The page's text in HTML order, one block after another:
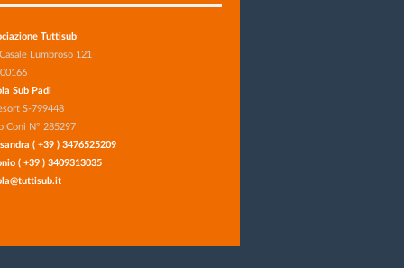
Tuttisub
Lumbroso 121
Sub Padi
S-799448
Coni N° 285297
( +39 ) 3476525209
( +39 ) 3409313035